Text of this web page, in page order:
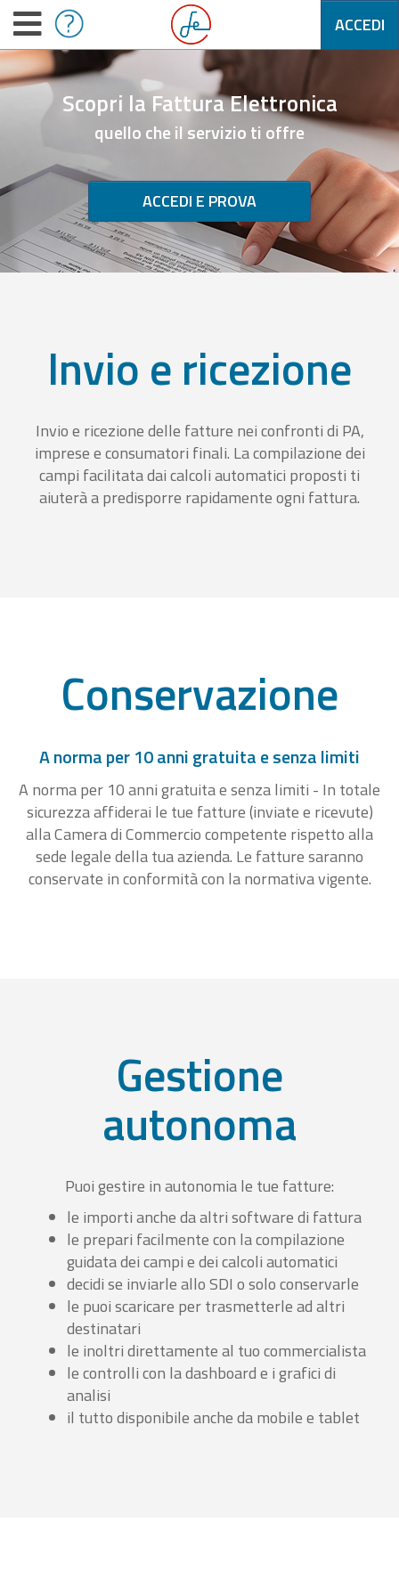
ACCEDI
Scopri la Fattura Elettronica
quello che il servizio ti offre
ACCEDI E PROVA
Invio e ricezione
Invio e ricezione delle fatture nei confronti di PA,
imprese e consumatori finali. La compilazione dei
campi facilitata dai calcoli automatici proposti ti
aiuterà a predisporre rapidamente ogni fattura.
Conservazione
A norma per 10 anni gratuita e senza limiti
A norma per 10 anni gratuita e senza limiti - In totale
sicurezza affiderai le tue fatture (inviate e ricevute)
alla Camera di Commercio competente rispetto alla
sede legale della tua azienda. Le fatture saranno
conservate in conformità con la normativa vigente.
Gestione
autonoma
Puoi gestire in autonomia le tue fatture:
le importi anche da altri software di fattura
le prepari facilmente con la compilazione
guidata dei campi e dei calcoli automatici
decidi se inviarle allo SDI o solo conservarle
le puoi scaricare per trasmetterle ad altri
destinatari
le inoltri direttamente al tuo commercialista
le controlli con la dashboard e i grafici di
analisi
il tutto disponibile anche da mobile e tablet